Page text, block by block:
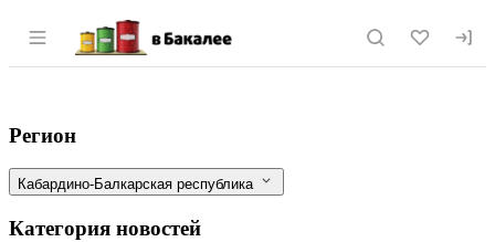
Раздел навигации по сайту vbakalee.ru
Консервированный зеленый горошек
Фильтры
Регион
Кабардино-Балкарская республика
Категория новостей